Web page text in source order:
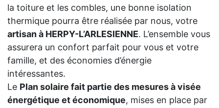
la toiture et les combles, une bonne isolation
thermique pourra être réalisée par nous, votre
artisan à HERPY-L’ARLESIENNE. L’ensemble vous
assurera un confort parfait pour vous et votre
famille, et des économies d’énergie
intéressantes.
Le Plan solaire fait partie des mesures à visée
énergétique et économique, mises en place par